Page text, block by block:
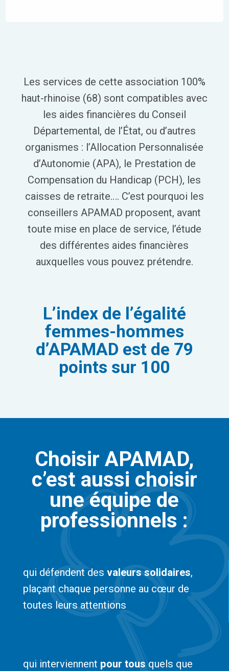
Les services de cette association 100%
haut-rhinoise (68) sont compatibles avec
les aides financières du Conseil
Départemental, de l’État, ou d’autres
organismes : l’Allocation Personnalisée
d’Autonomie (APA), le Prestation de
Compensation du Handicap (PCH), les
caisses de retraite…. C’est pourquoi les
conseillers APAMAD proposent, avant
toute mise en place de service, l’étude
des différentes aides financières
auxquelles vous pouvez prétendre.
L’index de l’égalité
femmes-hommes
d’APAMAD est de 79
points sur 100
Choisir APAMAD,
c’est aussi choisir
une équipe de
professionnels :
qui défendent des valeurs solidaires,
plaçant chaque personne au cœur de
toutes leurs attentions
qui interviennent pour tousquels que